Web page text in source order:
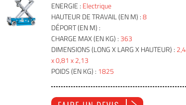
ENERGIE : Electrique
HAUTEUR DE TRAVAIL (EN M) :8
DÉPORT (EN M) :
CHARGE MAX (EN KG) : 363
DIMENSIONS (LONG X LARG X HAUTEUR) :
x 0,81 x 2,13
POIDS (EN KG) : 1825